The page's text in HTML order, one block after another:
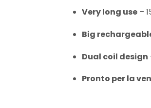
Very long use–
Big
Dual coil design
Pronto per la